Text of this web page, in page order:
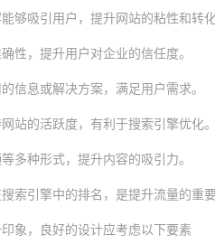
够吸引用户，提升网站的粘性和转
性，提升用户对企业的信任度。
信息或解决方案，满足用户需求。
站的活跃度，有利于搜索引擎优化。
多种形式，提升内容的吸引力。
索引擎中的排名，是提升流量的重要
象，良好的设计应考虑以下要素